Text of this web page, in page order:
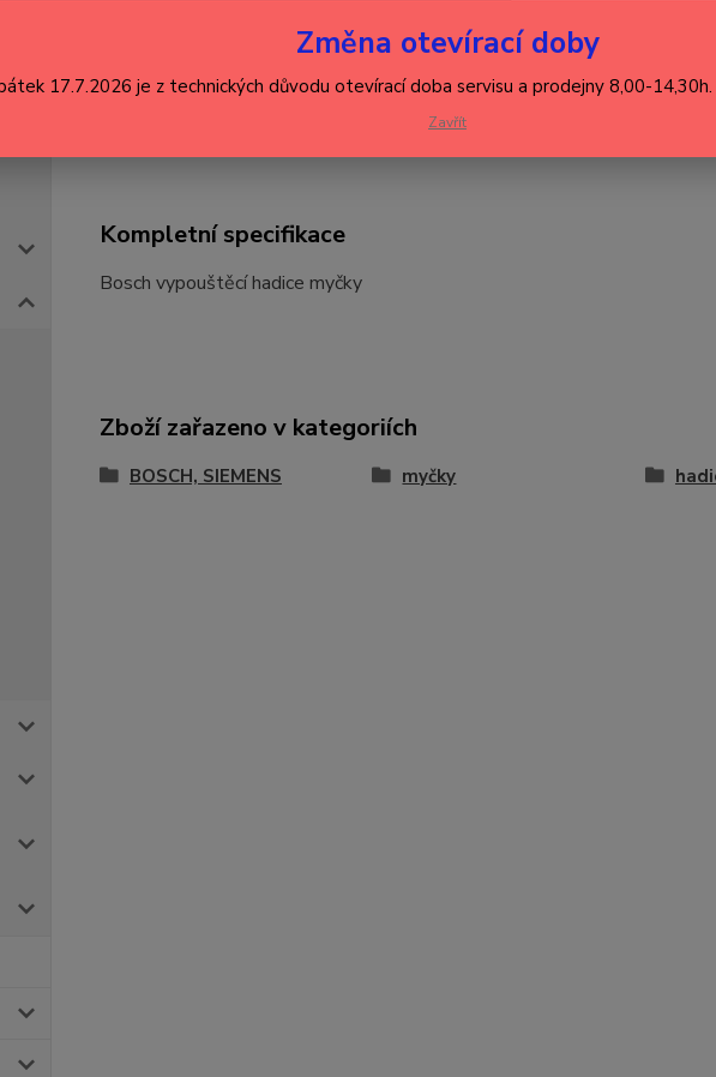
Hlídat
Kompletní specifikace
Bosch vypouštěcí hadice myčky
Zboží zařazeno v kategoriích
BOSCH, SIEMENS myčky
Změna otevírací doby
17.7.2026 je z technických důvodu otevírací doba servisu a prodejny 8,00-
Zavřít